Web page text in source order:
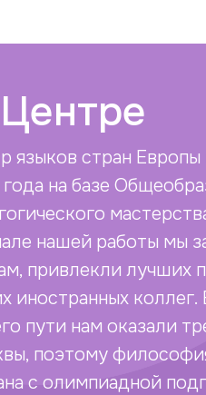
языков стран
года на базе
нашей работы мы
привлекли лучших
иностранных
пути нам оказали
поэтому
с олимпиадной